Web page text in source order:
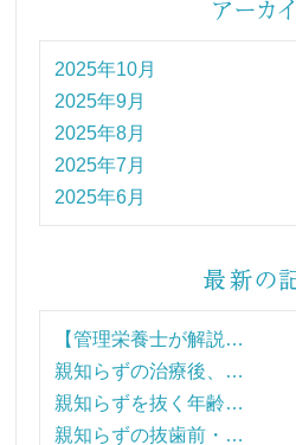
2025年10月
2025年9月
2025年8月
2025年7月
2025年6月
【管理栄養士が解説…
親知らずの治療後、…
親知らずを抜く年齢…
親知らずの抜歯前・…